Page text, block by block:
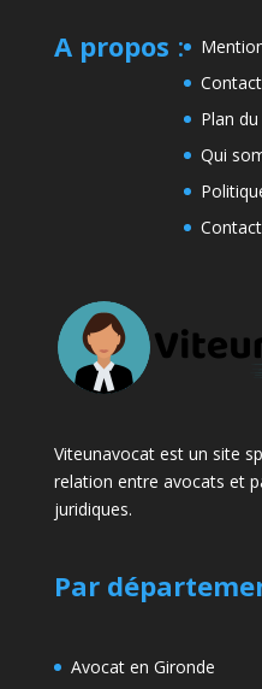
A propos :
Contact
Plan
Qui
Viteunavocat est un site
relation entre avocats et
juridiques.
Par
Avocat en Gironde